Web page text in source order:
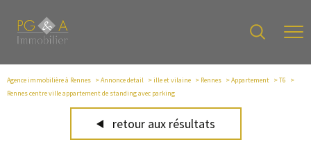
Agence immobilière à Rennes Annonce detail ille et vilaine Rennes Appartement
T6
Rennes centre ville appartement de standing avec parking
retour aux résultats